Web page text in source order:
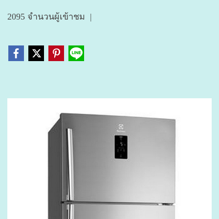
2095 จำนวนผู้เข้าชม |